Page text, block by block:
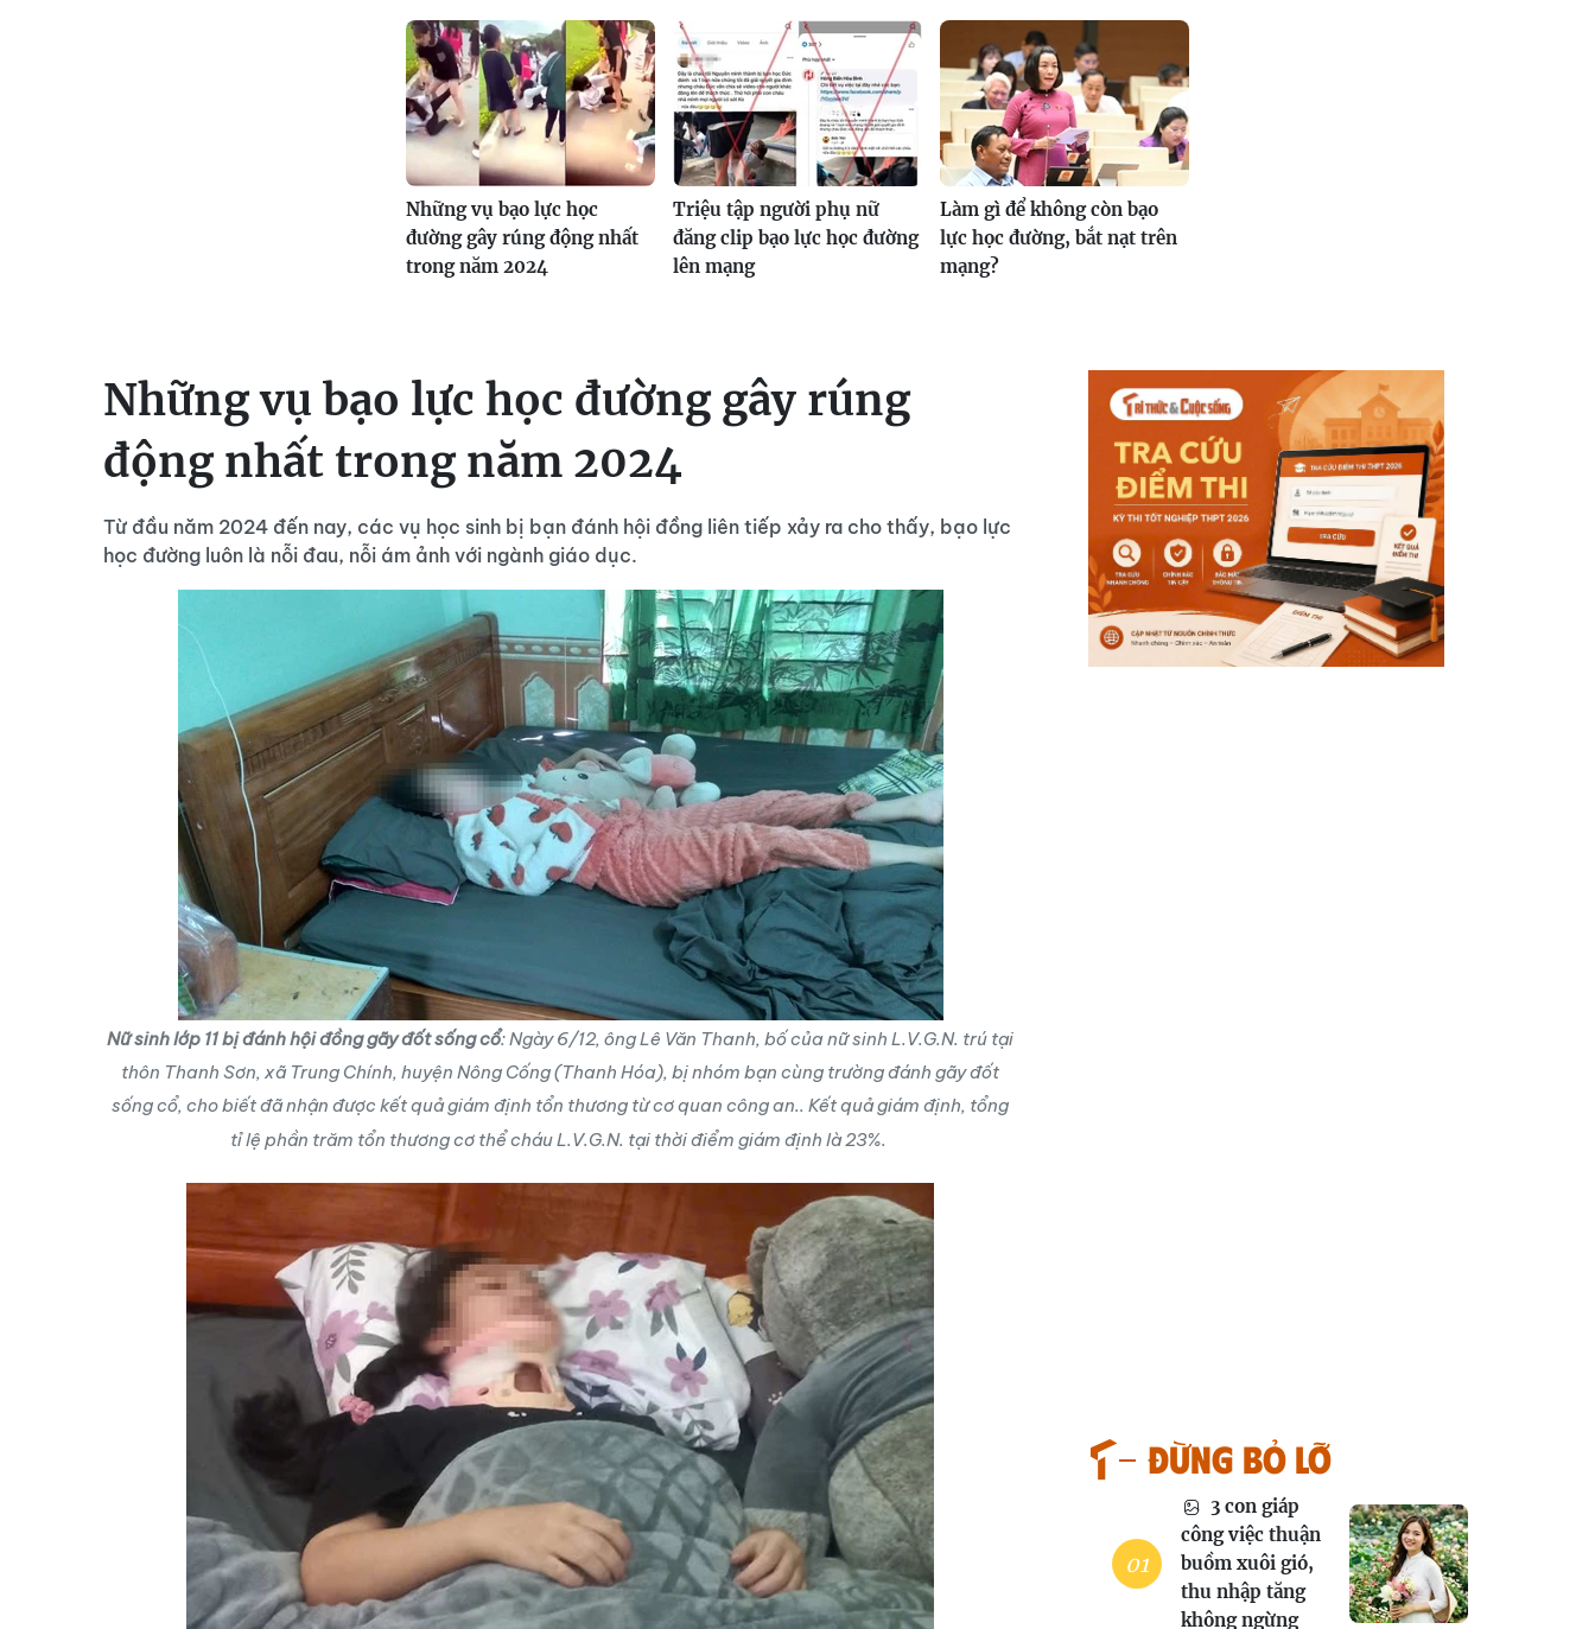
Những vụ bạo lực học
đường gây rúng động nhất
trong năm 2024
Triệu tập người phụ nữ
đăng clip bạo lực học đường
lên mạng
Làm gì để không còn bạo
lực học đường, bắt nạt trên
mạng?
Những vụ bạo lực học đường gây rúng
động nhất trong năm 2024
Từ đầu năm 2024 đến nay, các vụ học sinh bị bạn đánh hội đồng liên tiếp xảy ra cho thấy, bạo lực
học đường luôn là nỗi đau, nỗi ám ảnh với ngành giáo dục.
Nữ sinh lớp 11 bị đánh hội đồng gãy đốt sống cổ: Ngày 6/12, ông Lê Văn Thanh, bố của nữ sinh L.V.G.N. trú tại
thôn Thanh Sơn, xã Trung Chính, huyện Nông Cống (Thanh Hóa), bị nhóm bạn cùng trường đánh gãy đốt
sống cổ, cho biết đã nhận được kết quả giám định tổn thương từ cơ quan công an.. Kết quả giám định, tổng
tỉ lệ phần trăm tổn thương cơ thể cháu L.V.G.N. tại thời điểm giám định là 23%.
Đừng bỏ lỡ
3 con giáp
công việc thuận
buồm xuôi gió,
thu nhập tăng
không ngừng